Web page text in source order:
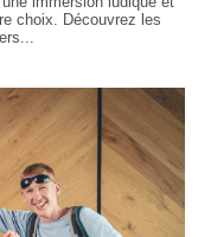
choix. Découvrez les